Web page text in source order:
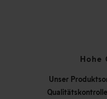
Hohe
Unser